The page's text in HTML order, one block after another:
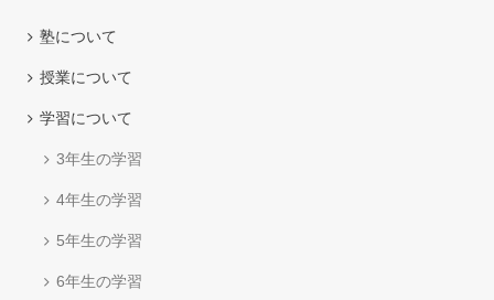
塾について
授業について
学習について
3年生の学習
4年生の学習
5年生の学習
6年生の学習